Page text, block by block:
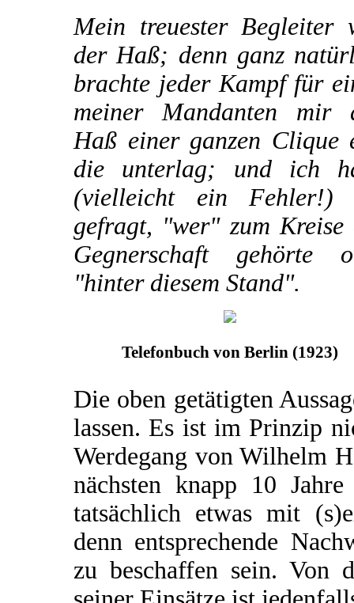
Mein treuester Begleiter
der Haß; denn ganz
brachte jeder Kampf für
meiner Mandanten mir
Haß einer ganzen Clique
die unterlag; und ich
(vielleicht ein Fehler!)
gefragt, "wer" zum Kreise
Gegnerschaft gehörte
"hinter diesem Stand".
Telefonbuch von Berlin (1923)
Die oben getätigten
lassen. Es ist im Prinzip
Werdegang von Wilhelm
nächsten knapp 10
tatsächlich etwas mit
denn entsprechende
zu beschaffen sein. Von